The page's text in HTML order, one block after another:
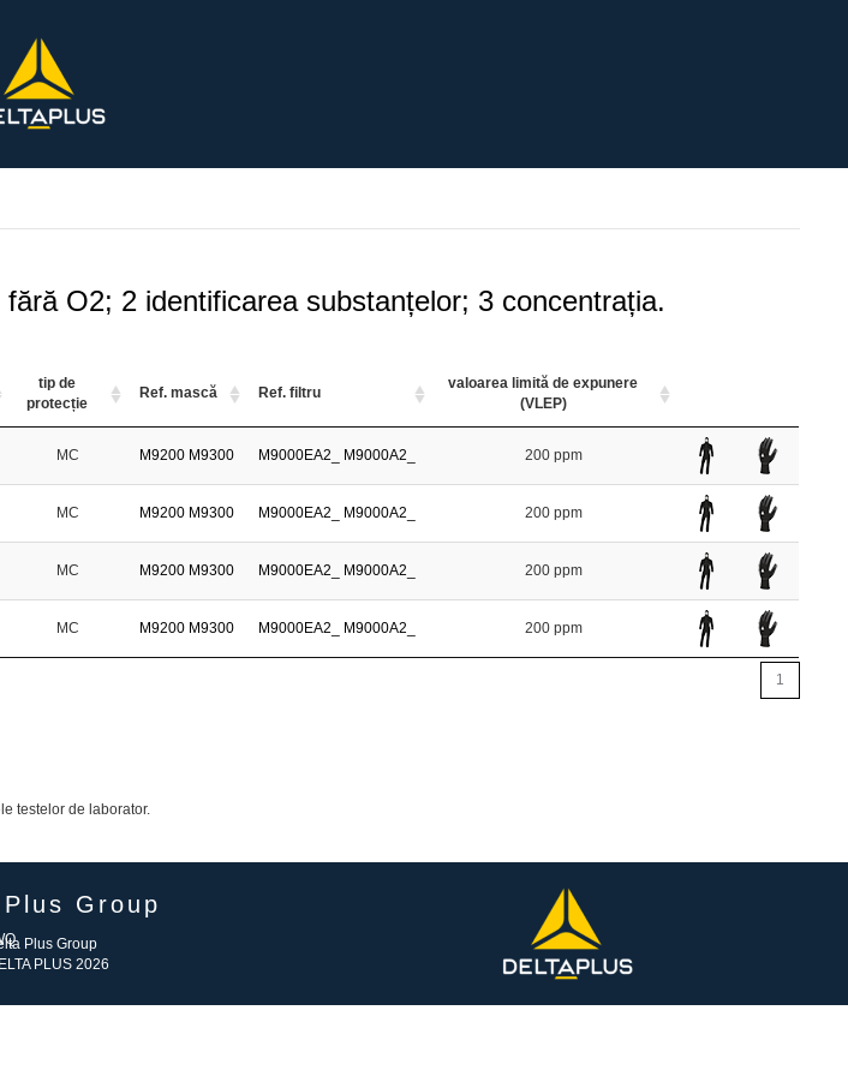
O2; 2 identificarea substanțelor; 3 concentrația.
tip de
protecție
Ref. mască Ref. filtru
valoarea limită de expunere
(VLEP)
MC M9200 M9300 M9000EA2_ M9000A2_ 200 ppm
MC M9200 M9300 M9000EA2_ M9000A2_ 200 ppm
MC M9200 M9300 M9000EA2_ M9000A2_ 200 ppm
MC M9200 M9300 M9000EA2_ M9000A2_ 200 ppm
1
testelor de laborator.
Group
Plus Group
PLUS 2026